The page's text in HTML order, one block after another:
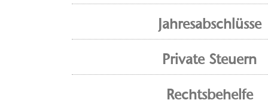
Jahresabschlüsse
Private Steuern
Rechtsbehelfe